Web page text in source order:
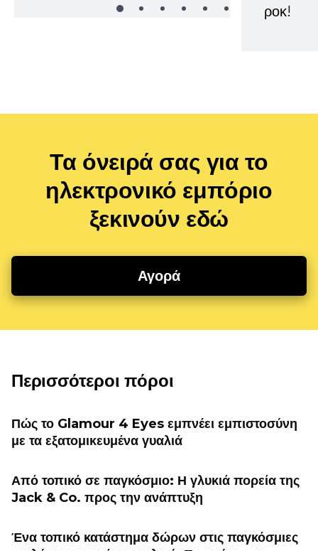
ροκ!
Τα όνειρά σας για το
ηλεκτρονικό εμπόριο
ξεκινούν εδώ
Αγορά
Περισσότεροι πόροι
Πώς το Glamour 4 Eyes εμπνέει εμπιστοσύνη
με τα εξατομικευμένα γυαλιά
Από τοπικό σε παγκόσμιο: Η γλυκιά πορεία της
Jack & Co. προς την ανάπτυξη
Ένα τοπικό κατάστημα δώρων στις παγκόσμιες